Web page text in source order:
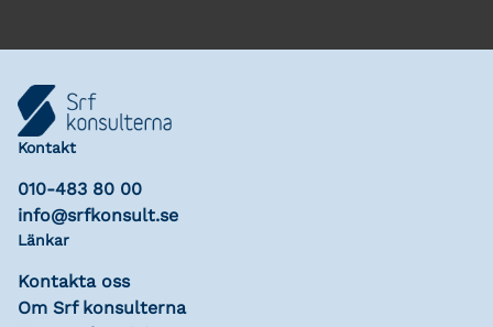
Kontakt
010-483 80 00
info@srfkonsult.se
Länkar
Kontakta oss
Om Srf konsulterna